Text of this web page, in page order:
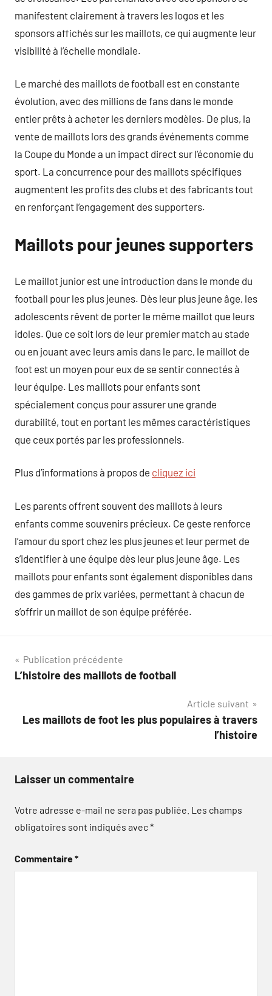
manifestent clairement à travers les logos et les
sponsors affichés sur les maillots, ce qui augmente leur
visibilité à l’échelle mondiale.
Le marché des maillots de football est en constante
évolution, avec des millions de fans dans le monde
entier prêts à acheter les derniers modèles. De plus, la
vente de maillots lors des grands événements comme
la Coupe du Monde a un impact direct sur l’économie du
sport. La concurrence pour des maillots spécifiques
augmentent les profits des clubs et des fabricants tout
en renforçant l’engagement des supporters.
Maillots pour jeunes supporters
Le maillot junior est une introduction dans le monde du
football pour les plus jeunes. Dès leur plus jeune âge, les
adolescents rêvent de porter le même maillot que leurs
idoles. Que ce soit lors de leur premier match au stade
ou en jouant avec leurs amis dans le parc, le maillot de
foot est un moyen pour eux de se sentir connectés à
leur équipe. Les maillots pour enfants sont
spécialement conçus pour assurer une grande
durabilité, tout en portant les mêmes caractéristiques
que ceux portés par les professionnels.
Plus d’informations à propos de cliquez ici
Les parents offrent souvent des maillots à leurs
enfants comme souvenirs précieux. Ce geste renforce
l’amour du sport chez les plus jeunes et leur permet de
s’identifier à une équipe dès leur plus jeune âge. Les
maillots pour enfants sont également disponibles dans
des gammes de prix variées, permettant à chacun de
s’offrir un maillot de son équipe préférée.
Navigation
de
Publication précédente
L’histoire des maillots de football
Article suivant
Les maillots de foot les plus populaires à travers
l’histoire
Laisser un commentaire
Votre adresse e-mail ne sera pas publiée. Les champs
obligatoires sont indiqués avec*
Commentaire*